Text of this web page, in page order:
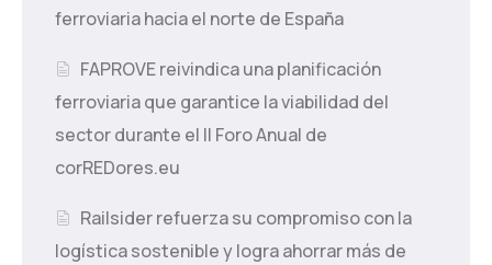
ferroviaria hacia el norte de España
FAPROVE reivindica una planificación
ferroviaria que garantice la viabilidad del
sector durante el II Foro Anual de
corREDores.eu
Railsider refuerza su compromiso con la
logística sostenible y logra ahorrar más de